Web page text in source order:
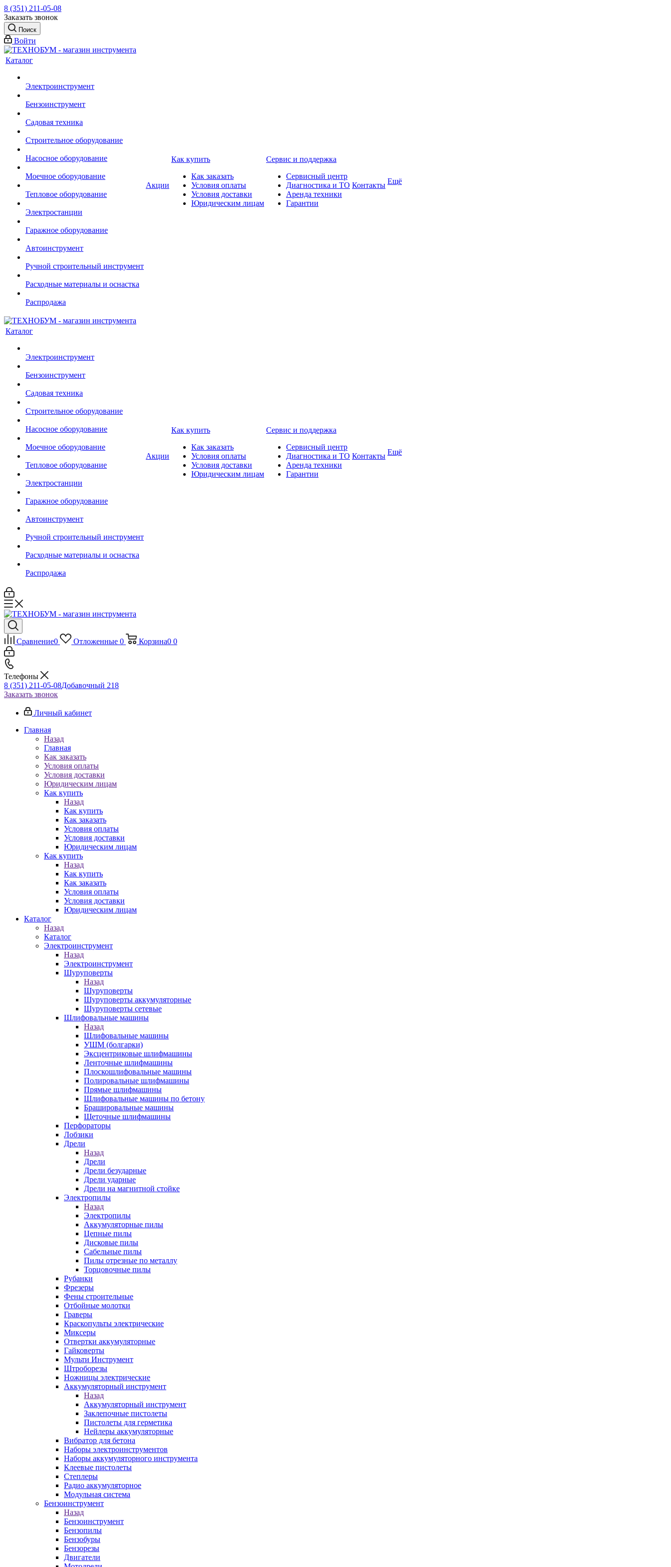
8 (351) 211-05-08
Заказать звонок
Поиск
Войти
Каталог
Электроинструмент
Бензоинструмент
Садовая техника
Строительное оборудование
Насосное оборудование
Моечное оборудование
Тепловое оборудование
Электростанции
Гаражное оборудование
Автоинструмент
Ручной строительный инструмент
Расходные материалы и оснастка
Распродажа
Акции
Как купить
Как заказать
Условия оплаты
Условия доставки
Юридическим лицам
Сервис и поддержка
Сервисный центр
Диагностика и ТО
Аренда техники
Гарантии
Контакты Ещё
Каталог
Электроинструмент
Бензоинструмент
Садовая техника
Строительное оборудование
Насосное оборудование
Моечное оборудование
Тепловое оборудование
Электростанции
Гаражное оборудование
Автоинструмент
Ручной строительный инструмент
Расходные материалы и оснастка
Распродажа
Акции
Как купить
Как заказать
Условия оплаты
Условия доставки
Юридическим лицам
Сервис и поддержка
Сервисный центр
Диагностика и ТО
Аренда техники
Гарантии
Контакты Ещё
Сравнение0 Отложенные 0 Корзина0 0
Телефоны
8 (351) 211-05-08Добавочный 218
Заказать звонок
Личный кабинет
Главная
Назад
Главная
Как заказать
Условия оплаты
Условия доставки
Юридическим лицам
Как купить
Назад
Как купить
Как заказать
Условия оплаты
Условия доставки
Юридическим лицам
Как купить
Назад
Как купить
Как заказать
Условия оплаты
Условия доставки
Юридическим лицам
Каталог
Назад
Каталог
Электроинструмент
Назад
Электроинструмент
Шуруповерты
Назад
Шуруповерты
Шуруповерты аккумуляторные
Шуруповерты сетевые
Шлифовальные машины
Назад
Шлифовальные машины
УШМ (болгарки)
Эксцентриковые шлифмашины
Ленточные шлифмашины
Плоскошлифовальные машины
Полировальные шлифмашины
Прямые шлифмашины
Шлифовальные машины по бетону
Брашировальные машины
Щеточные шлифмашины
Перфораторы
Лобзики
Дрели
Назад
Дрели
Дрели безударные
Дрели ударные
Дрели на магнитной стойке
Электропилы
Назад
Электропилы
Аккумуляторные пилы
Цепные пилы
Дисковые пилы
Сабельные пилы
Пилы отрезные по металлу
Торцовочные пилы
Рубанки
Фрезеры
Фены строительные
Отбойные молотки
Граверы
Краскопульты электрические
Миксеры
Отвертки аккумуляторные
Гайковерты
Мульти Инструмент
Штроборезы
Ножницы электрические
Аккумуляторный инструмент
Назад
Аккумуляторный инструмент
Заклепочные пистолеты
Пистолеты для герметика
Нейлеры аккумуляторные
Вибратор для бетона
Наборы электроинструментов
Наборы аккумуляторного инструмента
Клеевые пистолеты
Степлеры
Радио аккумуляторное
Модульная система
Бензоинструмент
Назад
Бензоинструмент
Бензопилы
Бензобуры
Бензорезы
Двигатели